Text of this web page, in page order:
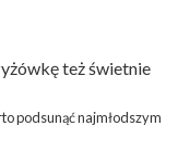
też świetnie
podsunąć najmłodszym